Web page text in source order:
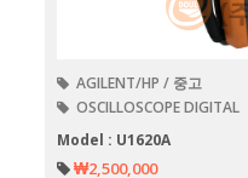
AGILENT/HP / 중고
OSCILLOSCOPE DIGITAL
Model : U1620A
₩2,500,000